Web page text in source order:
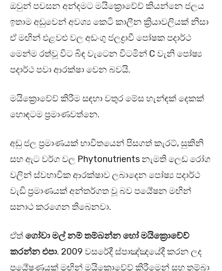
ඔවුන් පවසන අන්දමට මයික්‍රොවේව් කියන්නෙ ජලය
ඉතාම අඩුවෙන් අවශ්‍ය කෙටි කාලීන ක්‍රියාවලියක් නිසා
ඒ මඟින් එළවළු වල අඩංගු ජලද්‍රාවී පෝෂක පදාර්ථ
මෙන්ම රත්වූ විට බිඳ වැටෙන විටමින් C වැනි පෝෂ්‍ය
පදාර්ථ පවා ආරක්ෂා වෙන බවයි.
මයික්‍රොවේව් කිරීම සඳහා වතුර මේස හැන්ඳක් දෙකක්
හොඳටම ප්‍රමාණවත්නෙ.
අඩු ජල ප්‍රමාණයක් භාවිතයෙන් පිසගත් කැරට්, සුකිනි
සහ ඇට වර්ග වල Phytonutrients නැමති ලෙඩ රෝග
වලින් ස්වභාවික ආරක්ෂාව ලබාදෙන පෝෂ්‍ය පදාර්ථ
වැඩි ප්‍රමාණයක් අන්තර්ගත වූ බව පර්‍යේෂන මඟින්
සනාථ කරගෙන තිබෙනවා.
ඒත්ගෝවා මල් නම් තම්බන්න හෝ මයික්‍රොවේව්
කරන්න එපා. 2009 වසරේදී ස්පාඤ්ඤයේදී කරන ලද
පර්‍යේෂණයක් මඟින් මයික්‍රොවේව් කිරීමෙන් සහ තම්බා